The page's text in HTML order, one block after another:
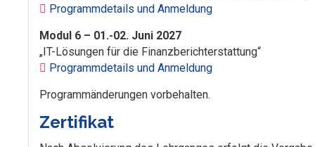
Programmdetails und Anmeldung
Modul 6 – 01.-02. Juni 2027
„IT-Lösungen für die Finanzberichterstattung“
Programmdetails und Anmeldung
Programmänderungen vorbehalten.
Zertifikat